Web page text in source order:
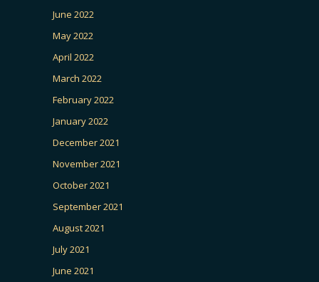
June 2022
May 2022
April 2022
March 2022
February 2022
January 2022
December 2021
November 2021
October 2021
September 2021
August 2021
July 2021
June 2021